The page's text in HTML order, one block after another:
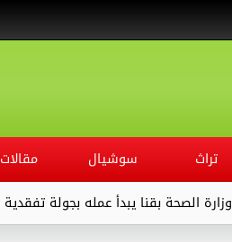
تراث سوشيال مقالات
يبدأ عمله بجولة تفقدية لديوان